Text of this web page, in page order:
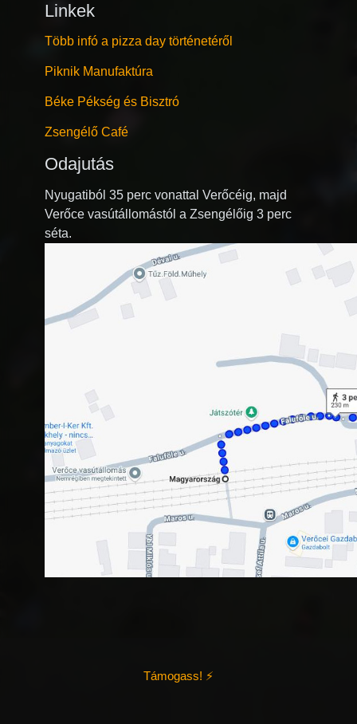
Linkek
Több infó a pizza day történetéről
Piknik Manufaktúra
Béke Pékség és Bisztró
Zsengélő Café
Odajutás
Nyugatiból 35 perc vonattal Verőcéig, majd
Verőce vasútállomástól a Zsengélőig 3 perc
séta.
Támogass! ⚡